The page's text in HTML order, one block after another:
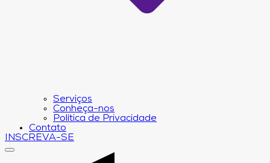
Serviços
Conheça-nos
Política de Privacidade
Contato
INSCREVA-SE